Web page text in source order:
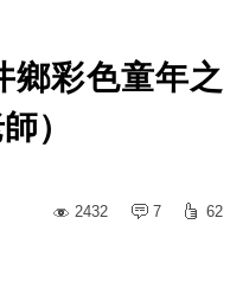
鄉彩色童年之
）
2432
7 62